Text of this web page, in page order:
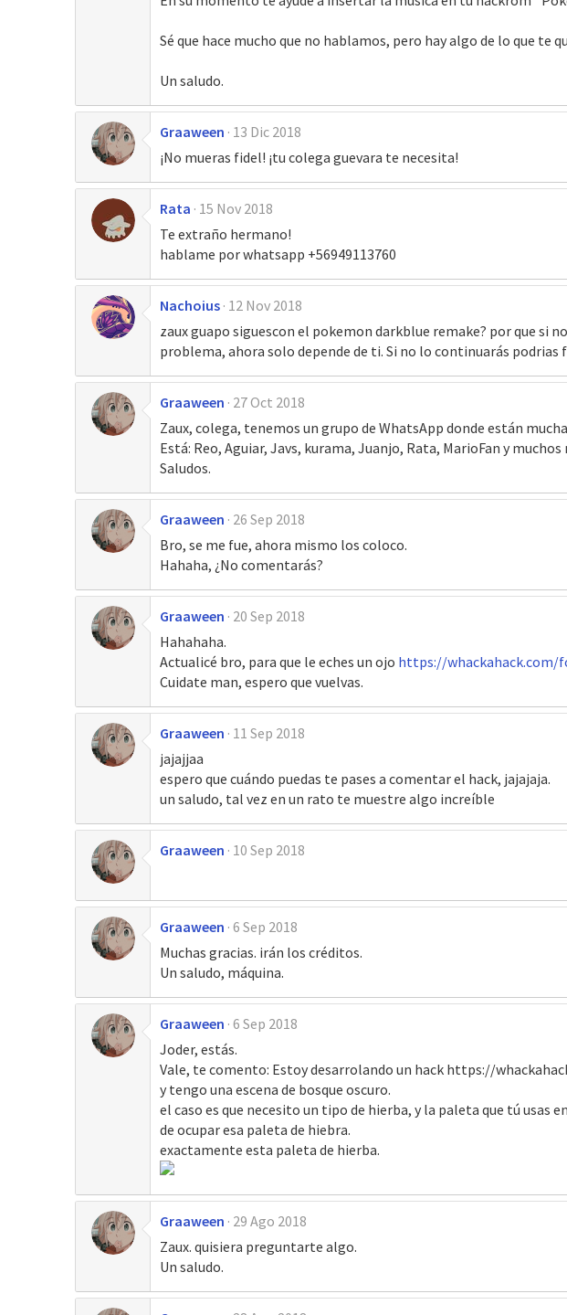
Sé que hace mucho que no hablamos, pero hay algo de lo que te
Un saludo.
Graaween 13 Dic 2018
¡No mueras fidel! ¡tu colega guevara te necesita!
Rata 15 Nov 2018
Te extraño hermano!
hablame por whatsapp +56949113760
Nachoius 12 Nov 2018
zaux guapo siguescon el pokemon darkblue remake? por que si
problema, ahora solo depende de ti. Si no lo continuarás
Graaween 27 Oct 2018
Zaux, colega, tenemos un grupo de WhatsApp donde están
Está: Reo, Aguiar, Javs, kurama, Juanjo, Rata, MarioFan y
Saludos.
Graaween 26 Sep 2018
Bro, se me fue, ahora mismo los coloco.
Hahaha, ¿No comentarás?
Graaween 20 Sep 2018
Hahahaha.
Actualicé bro, para que le eches un ojo https://whackahack.com/
Cuidate man, espero que vuelvas.
Graaween 11 Sep 2018
jajajjaa
espero que cuándo puedas te pases a comentar el hack, jajajaja.
un saludo, tal vez en un rato te muestre algo increíble
Graaween 10 Sep 2018
Graaween 6 Sep 2018
Muchas gracias. irán los créditos.
Un saludo, máquina.
Graaween 6 Sep 2018
Joder, estás.
Vale, te comento: Estoy desarrolando un hack https://
y tengo una escena de bosque oscuro.
el caso es que necesito un tipo de hierba, y la paleta que tú usas
de ocupar esa paleta de hiebra.
exactamente esta paleta de hierba.
Graaween 29 Ago 2018
Zaux. quisiera preguntarte algo.
Un saludo.